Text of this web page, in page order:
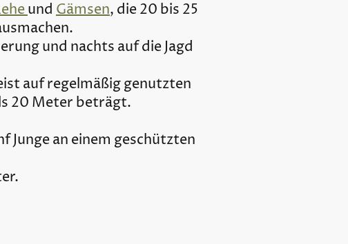
und Gämsen, die 20 bis 25
und nachts auf die Jagd
auf regelmäßig genutzten
20 Meter beträgt.
Junge an einem geschützten